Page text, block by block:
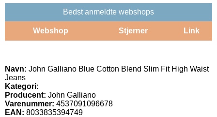
Bedst anmeldte webshops
Webshop Stjerner Link
Navn: John Galliano Blue Cotton Blend Slim Fit High Waist
Jeans
Kategori:
Producent: John Galliano
Varenummer: 4537091096678
EAN: 8033835394749